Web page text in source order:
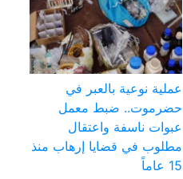
عملية نوعية بالعبر في
حضرموت.. ضبط معمل
عبوات ناسفة واعتقال
مطلوب في قضايا إرهاب منذ
15 عاماً